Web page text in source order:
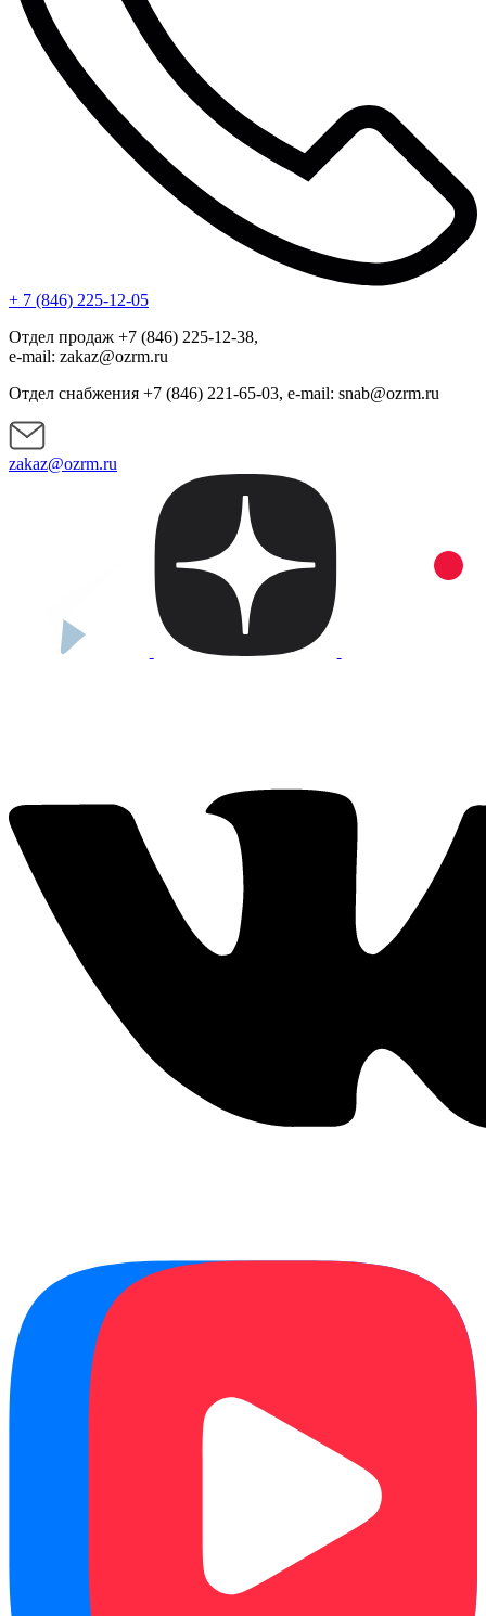
+ 7 (846) 225-12-05
Отдел продаж +7 (846) 225-12-38,
e-mail: zakaz@ozrm.ru
Отдел снабжения +7 (846) 221-65-03, e-mail: snab@ozrm.ru
zakaz@ozrm.ru